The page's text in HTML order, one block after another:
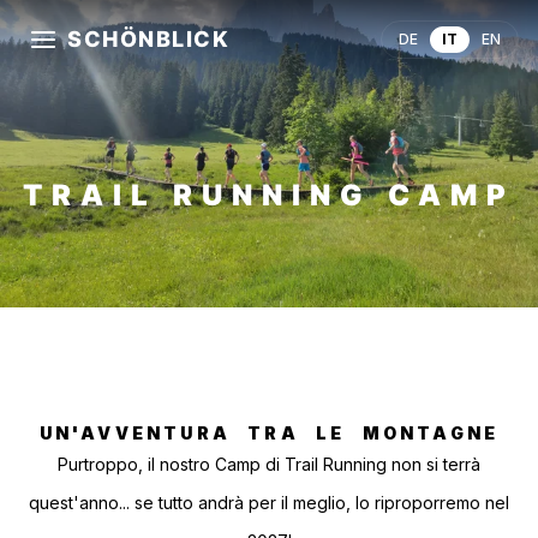
SCHÖNBLICK DE IT EN
TRAIL RUNNING CAMP
UN'AVVENTURA TRA LE MONTAGNE
Purtroppo, il nostro Camp di Trail Running non si terrà
quest'anno... se tutto andrà per il meglio, lo riproporremo nel